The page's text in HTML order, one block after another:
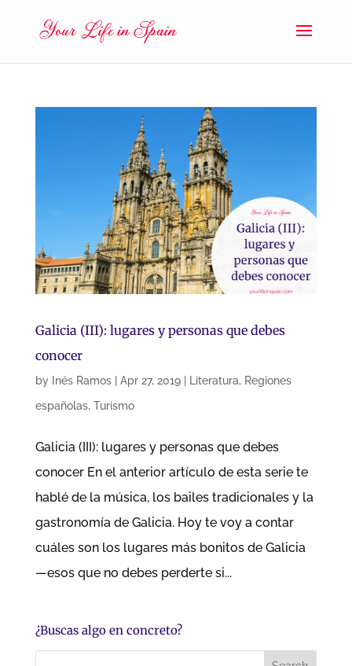
Galicia (III): lugares y personas que debes
conocer
by Inés Ramos| Apr 27, 2019| Literatura, Regiones
españolas, Turismo
Galicia (III): lugares y personas que debes
conocer En el anterior artículo de esta serie te
hablé de la música, los bailes tradicionales y la
gastronomía de Galicia. Hoy te voy a contar
cuáles son los lugares más bonitos de Galicia
—esos que no debes perderte si...
¿Buscas algo en concreto?